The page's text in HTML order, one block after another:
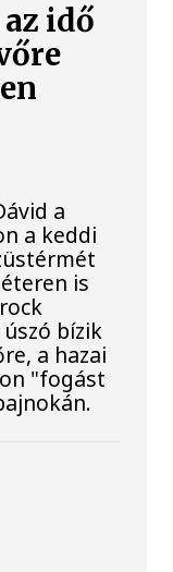
idő
a
a keddi
is
bízik
a hazai
"fogást